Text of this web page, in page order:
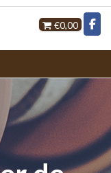
€0,00